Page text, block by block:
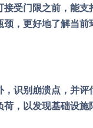
受门限之前，能
，更好地了解当
识别崩溃点，并
，以发现基础设